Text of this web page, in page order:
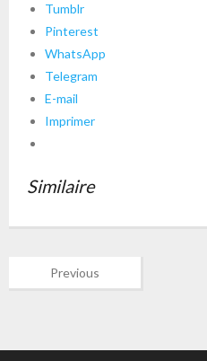
Tumblr
Pinterest
WhatsApp
Telegram
E-mail
Imprimer
Similaire
Previous